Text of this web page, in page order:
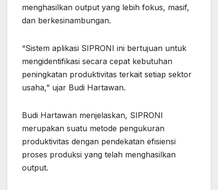
menghasilkan output yang lebih fokus, masif,
dan berkesinambungan.
“Sistem aplikasi SIPRONI ini bertujuan untuk
mengidentifikasi secara cepat kebutuhan
peningkatan produktivitas terkait setiap sektor
usaha,” ujar Budi Hartawan.
Budi Hartawan menjelaskan, SIPRONI
merupakan suatu metode pengukuran
produktivitas dengan pendekatan efisiensi
proses produksi yang telah menghasilkan
output.